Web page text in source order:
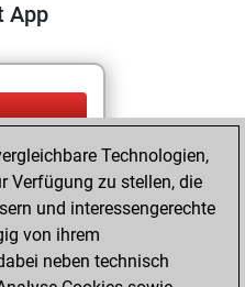
App
311
Play
76 in blitz
Technologien,
Verfügung zu stellen, die
und interessengerechte
von ihrem
neben technisch